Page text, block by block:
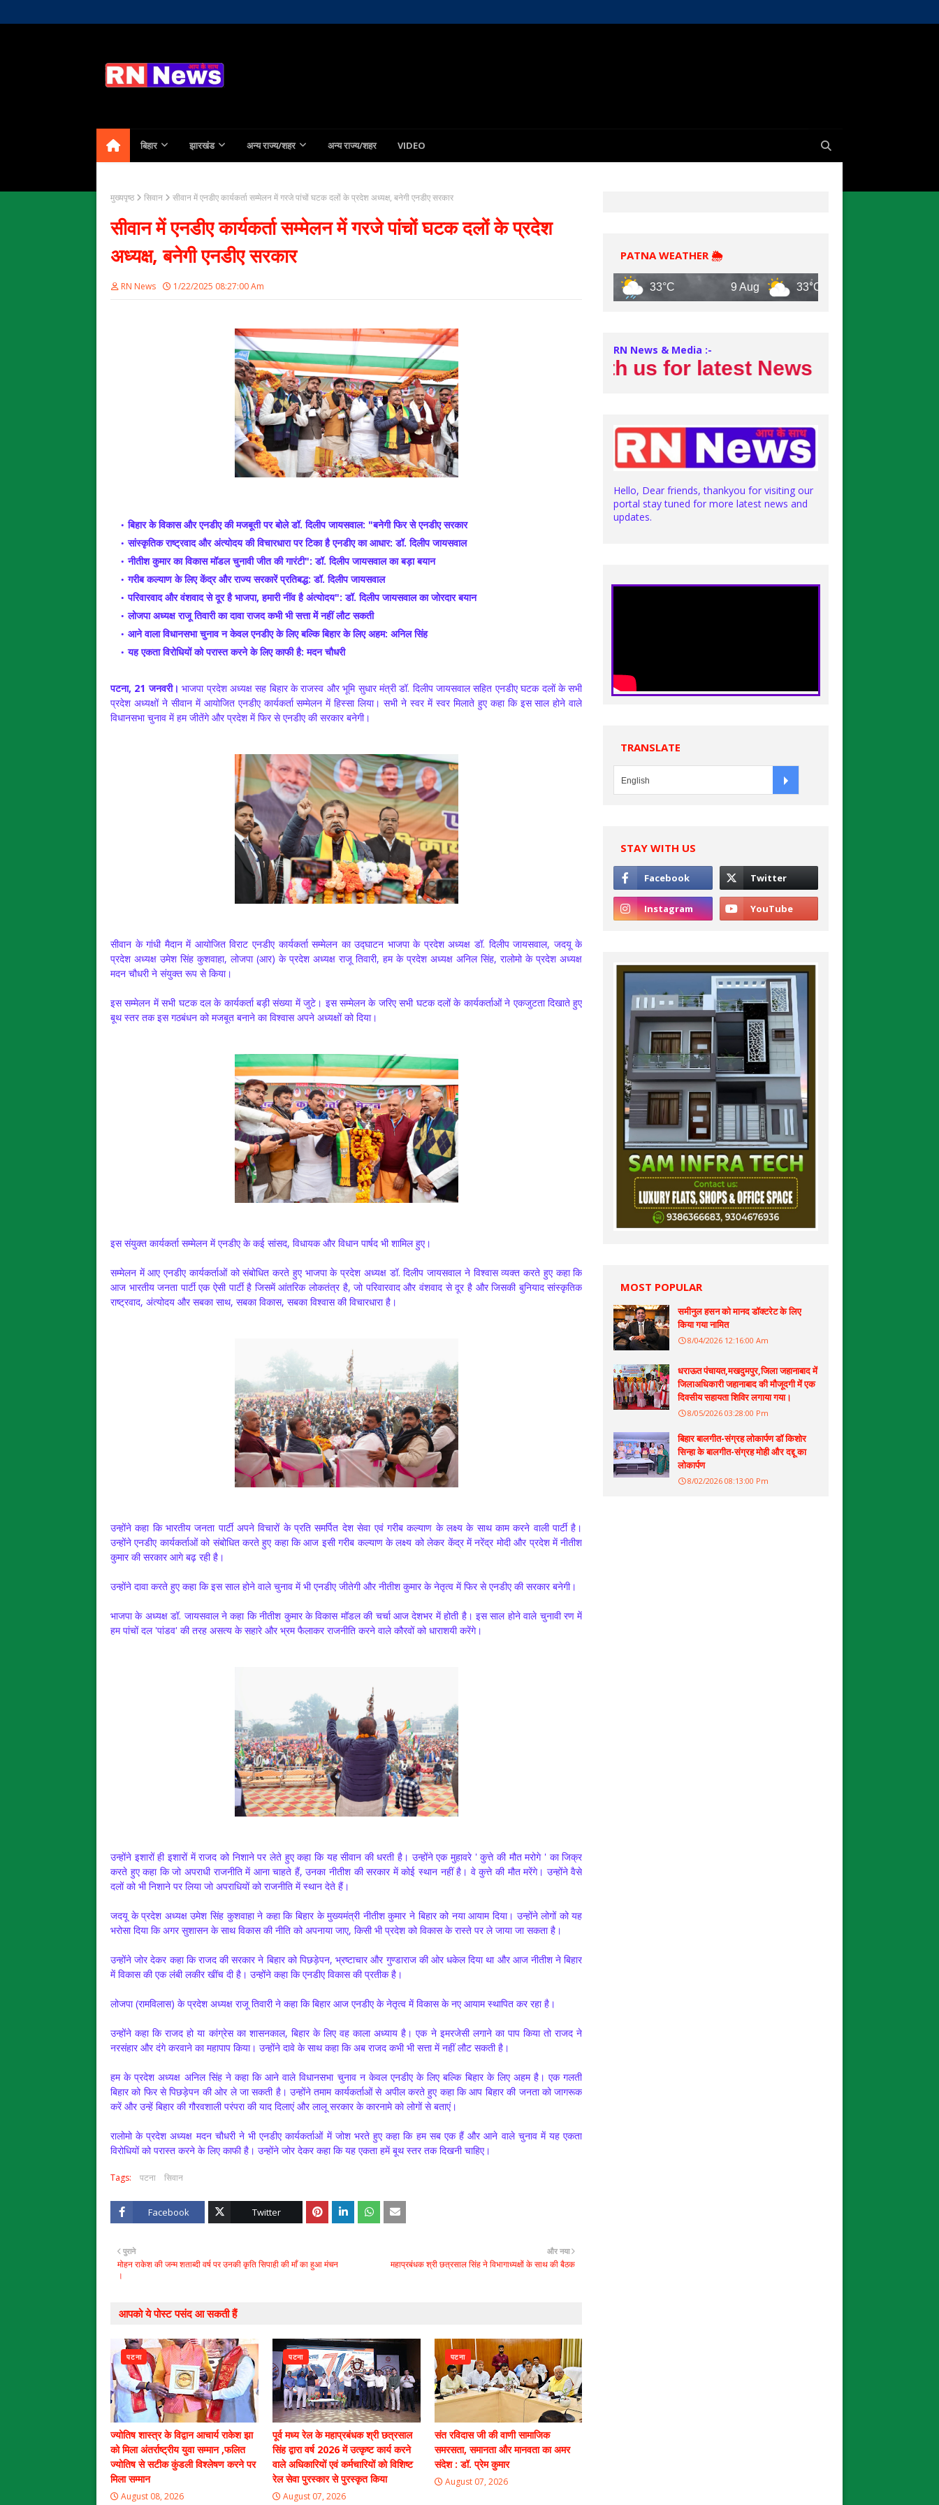
बिहार झारखंड अन्य राज्य/शहर अन्य राज्य/शहर VIDEO
मुख्यपृष्ठ सिवान सीवान में एनडीए कार्यकर्ता सम्मेलन में गरजे पांचों घटक दलों के प्रदेश अध्यक्ष, बनेगी एनडीए सरकार
सीवान में एनडीए कार्यकर्ता सम्मेलन में गरजे पांचों घटक दलों के प्रदेश
अध्यक्ष, बनेगी एनडीए सरकार
RN News 1/22/2025 08:27:00 Am
बिहार के विकास और एनडीए की मजबूती पर बोले डॉ. दिलीप जायसवाल: "बनेगी फिर से एनडीए सरकार
सांस्कृतिक राष्ट्रवाद और अंत्योदय की विचारधारा पर टिका है एनडीए का आधार: डॉ. दिलीप जायसवाल
नीतीश कुमार का विकास मॉडल चुनावी जीत की गारंटी": डॉ. दिलीप जायसवाल का बड़ा बयान
गरीब कल्याण के लिए केंद्र और राज्य सरकारें प्रतिबद्ध: डॉ. दिलीप जायसवाल
परिवारवाद और वंशवाद से दूर है भाजपा, हमारी नींव है अंत्योदय": डॉ. दिलीप जायसवाल का जोरदार बयान
लोजपा अध्यक्ष राजू तिवारी का दावा राजद कभी भी सत्ता में नहीं लौट सकती
आने वाला विधानसभा चुनाव न केवल एनडीए के लिए बल्कि बिहार के लिए अहम: अनिल सिंह
यह एकता विरोधियों को परास्त करने के लिए काफी है: मदन चौधरी
पटना, 21 जनवरी। भाजपा प्रदेश अध्यक्ष सह बिहार के राजस्व और भूमि सुधार मंत्री डॉ. दिलीप जायसवाल सहित एनडीए घटक दलों के सभी
प्रदेश अध्यक्षों ने सीवान में आयोजित एनडीए कार्यकर्ता सम्मेलन में हिस्सा लिया। सभी ने स्वर में स्वर मिलाते हुए कहा कि इस साल होने वाले
विधानसभा चुनाव में हम जीतेंगे और प्रदेश में फिर से एनडीए की सरकार बनेगी।
सीवान के गांधी मैदान में आयोजित विराट एनडीए कार्यकर्ता सम्मेलन का उद्घाटन भाजपा के प्रदेश अध्यक्ष डॉ. दिलीप जायसवाल, जदयू के
प्रदेश अध्यक्ष उमेश सिंह कुशवाहा, लोजपा (आर) के प्रदेश अध्यक्ष राजू तिवारी, हम के प्रदेश अध्यक्ष अनिल सिंह, रालोमो के प्रदेश अध्यक्ष
मदन चौधरी ने संयुक्त रूप से किया।
इस सम्मेलन में सभी घटक दल के कार्यकर्ता बड़ी संख्या में जुटे। इस सम्मेलन के जरिए सभी घटक दलों के कार्यकर्ताओं ने एकजुटता दिखाते हुए
बूथ स्तर तक इस गठबंधन को मजबूत बनाने का विश्वास अपने अध्यक्षों को दिया।
इस संयुक्त कार्यकर्ता सम्मेलन में एनडीए के कई सांसद, विधायक और विधान पार्षद भी शामिल हुए।
सम्मेलन में आए एनडीए कार्यकर्ताओं को संबोधित करते हुए भाजपा के प्रदेश अध्यक्ष डॉ. दिलीप जायसवाल ने विश्वास व्यक्त करते हुए कहा कि
आज भारतीय जनता पार्टी एक ऐसी पार्टी है जिसमें आंतरिक लोकतंत्र है, जो परिवारवाद और वंशवाद से दूर है और जिसकी बुनियाद सांस्कृतिक
राष्ट्रवाद, अंत्योदय और सबका साथ, सबका विकास, सबका विश्वास की विचारधारा है।
उन्होंने कहा कि भारतीय जनता पार्टी अपने विचारों के प्रति समर्पित देश सेवा एवं गरीब कल्याण के लक्ष्य के साथ काम करने वाली पार्टी है।
उन्होंने एनडीए कार्यकर्ताओं को संबोधित करते हुए कहा कि आज इसी गरीब कल्याण के लक्ष्य को लेकर केंद्र में नरेंद्र मोदी और प्रदेश में नीतीश
कुमार की सरकार आगे बढ़ रही है।
उन्होंने दावा करते हुए कहा कि इस साल होने वाले चुनाव में भी एनडीए जीतेगी और नीतीश कुमार के नेतृत्व में फिर से एनडीए की सरकार बनेगी।
भाजपा के अध्यक्ष डॉ. जायसवाल ने कहा कि नीतीश कुमार के विकास मॉडल की चर्चा आज देशभर में होती है। इस साल होने वाले चुनावी रण में
हम पांचों दल 'पांडव' की तरह असत्य के सहारे और भ्रम फैलाकर राजनीति करने वाले कौरवों को धाराशयी करेंगे।
उन्होंने इशारों ही इशारों में राजद को निशाने पर लेते हुए कहा कि यह सीवान की धरती है। उन्होंने एक मुहावरे ' कुत्ते की मौत मरोगे ' का जिक्र
करते हुए कहा कि जो अपराधी राजनीति में आना चाहते हैं, उनका नीतीश की सरकार में कोई स्थान नहीं है। वे कुत्ते की मौत मरेंगे। उन्होंने वैसे
दलों को भी निशाने पर लिया जो अपराधियों को राजनीति में स्थान देते हैं।
जदयू के प्रदेश अध्यक्ष उमेश सिंह कुशवाहा ने कहा कि बिहार के मुख्यमंत्री नीतीश कुमार ने बिहार को नया आयाम दिया। उन्होंने लोगों को यह
भरोसा दिया कि अगर सुशासन के साथ विकास की नीति को अपनाया जाए, किसी भी प्रदेश को विकास के रास्ते पर ले जाया जा सकता है।
उन्होंने जोर देकर कहा कि राजद की सरकार ने बिहार को पिछड़ेपन, भ्रष्टाचार और गुण्डाराज की ओर धकेल दिया था और आज नीतीश ने बिहार
में विकास की एक लंबी लकीर खींच दी है। उन्होंने कहा कि एनडीए विकास की प्रतीक है।
लोजपा (रामविलास) के प्रदेश अध्यक्ष राजू तिवारी ने कहा कि बिहार आज एनडीए के नेतृत्व में विकास के नए आयाम स्थापित कर रहा है।
उन्होंने कहा कि राजद हो या कांग्रेस का शासनकाल, बिहार के लिए वह काला अध्याय है। एक ने इमरजेसी लगाने का पाप किया तो राजद ने
नरसंहार और दंगे करवाने का महापाप किया। उन्होंने दावे के साथ कहा कि अब राजद कभी भी सत्ता में नहीं लौट सकती है।
हम के प्रदेश अध्यक्ष अनिल सिंह ने कहा कि आने वाले विधानसभा चुनाव न केवल एनडीए के लिए बल्कि बिहार के लिए अहम है। एक गलती
बिहार को फिर से पिछड़ेपन की ओर ले जा सकती है। उन्होंने तमाम कार्यकर्ताओं से अपील करते हुए कहा कि आप बिहार की जनता को जागरूक
करें और उन्हें बिहार की गौरवशाली परंपरा की याद दिलाएं और लालू सरकार के कारनामे को लोगों से बताएं।
रालोमो के प्रदेश अध्यक्ष मदन चौधरी ने भी एनडीए कार्यकर्ताओं में जोश भरते हुए कहा कि हम सब एक हैं और आने वाले चुनाव में यह एकता
विरोधियों को परास्त करने के लिए काफी है। उन्होंने जोर देकर कहा कि यह एकता हमें बूथ स्तर तक दिखनी चाहिए।
Tags: पटना सिवान
Facebook Twitter
और नया
महाप्रबंधक श्री छत्रसाल सिंह ने विभागाध्यक्षों के साथ की बैठक
पुराने
मोहन राकेश की जन्म शताब्दी वर्ष पर उनकी कृति सिपाही की माँ का हुआ मंचन
।
आपको ये पोस्ट पसंद आ सकती हैं
पटना
ज्योतिष शास्त्र के विद्वान आचार्य राकेश झा
को मिला अंतर्राष्ट्रीय युवा सम्मान ,फलित
ज्योतिष से सटीक कुंडली विश्लेषण करने पर
मिला सम्मान
August 08, 2026
पटना
पूर्व मध्य रेल के महाप्रबंधक श्री छत्रसाल
सिंह द्वारा वर्ष 2026 में उत्कृष्ट कार्य करने
वाले अधिकारियों एवं कर्मचारियों को विशिष्ट
रेल सेवा पुरस्कार से पुरस्कृत किया
August 07, 2026
पटना
संत रविदास जी की वाणी सामाजिक
समरसता, समानता और मानवता का अमर
संदेश : डॉ. प्रेम कुमार
August 07, 2026
PATNA WEATHER 🌦️
33°C
RN News & Media :-
Stay with us for latest News
Hello, Dear friends, thankyou for visiting our
portal stay tuned for more latest news and
updates.
TRANSLATE
STAY WITH US
MOST POPULAR
समीनुल हसन को मानद डॉक्टरेट के लिए
किया गया नामित
8/04/2026 12:16:00 Am
धराऊत पंचायत,मखदुमपुर,जिला जहानाबाद में
जिलाअधिकारी जहानाबाद की मौजूदगी में एक
दिवसीय सहायता शिविर लगाया गया।
8/05/2026 03:28:00 Pm
बिहार बालगीत-संग्रह लोकार्पण डॉ किशोर
सिन्हा के बालगीत-संग्रह मोही और दद्दू का
लोकार्पण
8/02/2026 08:13:00 Pm